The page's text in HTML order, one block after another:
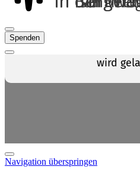
Spenden
Navigation überspringen